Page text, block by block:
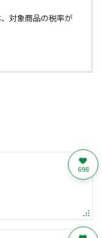
対象商品の税率が
698